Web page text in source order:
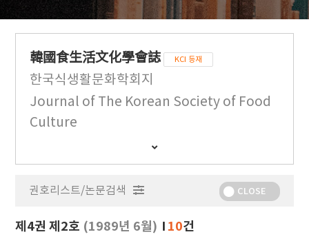
韓國食生活文化學會誌 KCI 등재
한국식생활문화학회지
Journal of The Korean Society of Food
Culture
간
행
보
기
권호리스트/논문검색 CLOSE
제4권 제2호 (1989년 6월) 10건